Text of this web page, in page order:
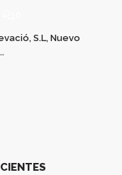
S.L, Nuevo